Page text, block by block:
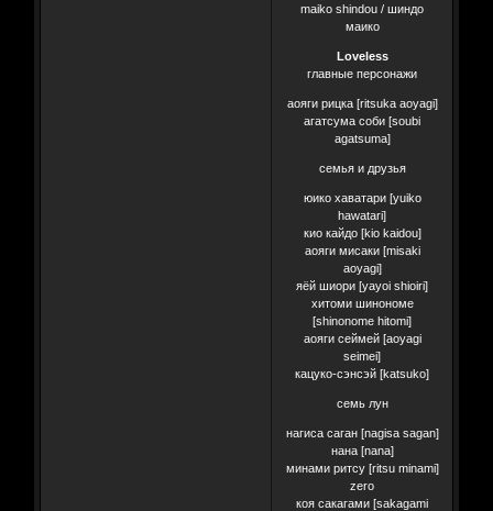
maiko shindou / шиндо
маико
Loveless
главные персонажи
аояги рицка [ritsuka aoyagi]
агатсума соби [soubi
agatsuma]
семья и друзья
юико хаватари [yuiko
hawatari]
кио кайдо [kio kaidou]
аояги мисаки [misaki
aoyagi]
яёй шиори [yayoi shioiri]
хитоми шинономе
[shinonome hitomi]
аояги сеймей [aoyagi
seimei]
кацуко-сэнсэй [katsuko]
семь лун
нагиса саган [nagisa sagan]
нана [nana]
минами ритсу [ritsu minami]
zero
коя сакагами [sakagami